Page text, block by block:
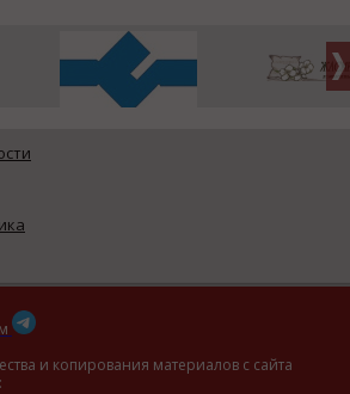
и копирования материалов с сайта